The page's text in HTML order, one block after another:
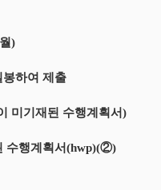
)
하여 제출
미기재된 수행계획서)
수행계획서(hwp)(②)